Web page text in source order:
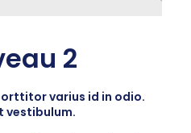
2
varius id in odio.
vestibulum.